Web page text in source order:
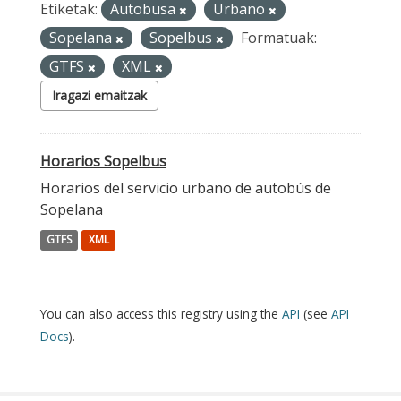
Etiketak: Autobusa
Urbano
Sopelana
Sopelbus
Formatuak:
GTFS
XML
Iragazi emaitzak
Horarios Sopelbus
Horarios del servicio urbano de autobús de
Sopelana
GTFS XML
You can also access this registry using the API (see API
Docs).